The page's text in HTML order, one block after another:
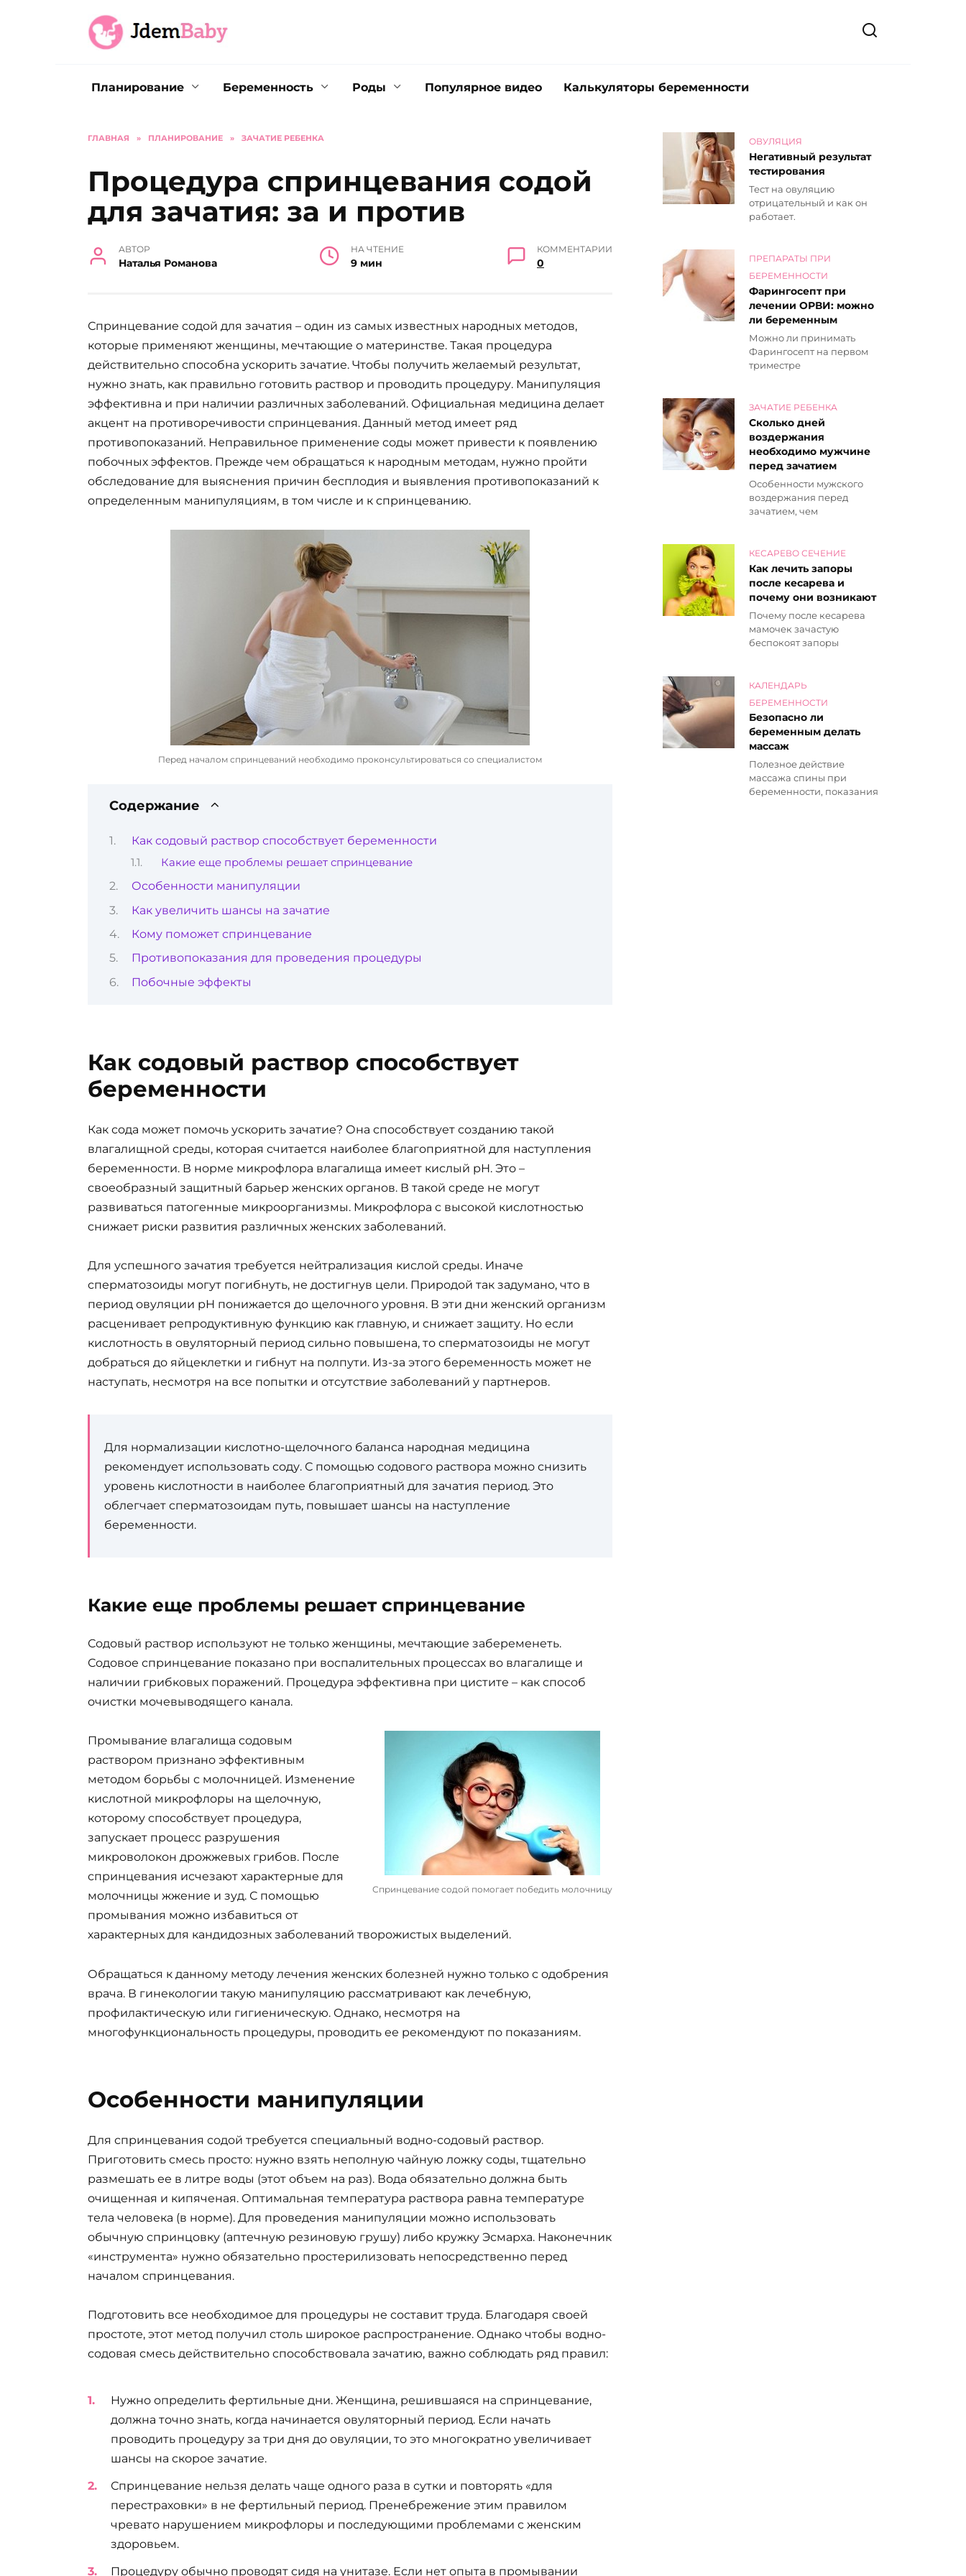
Планирование Беременность Роды Популярное видео Калькуляторы беременности
ГЛАВНАЯ » ПЛАНИРОВАНИЕ » ЗАЧАТИЕ РЕБЕНКА
Процедура спринцевания содой
для зачатия: за и против
АВТОР
Наталья Романова
НА ЧТЕНИЕ
9 мин
КОММЕНТАРИИ
0
Спринцевание содой для зачатия – один из самых известных народных методов,
которые применяют женщины, мечтающие о материнстве. Такая процедура
действительно способна ускорить зачатие. Чтобы получить желаемый результат,
нужно знать, как правильно готовить раствор и проводить процедуру. Манипуляция
эффективна и при наличии различных заболеваний. Официальная медицина делает
акцент на противоречивости спринцевания. Данный метод имеет ряд
противопоказаний. Неправильное применение соды может привести к появлению
побочных эффектов. Прежде чем обращаться к народным методам, нужно пройти
обследование для выяснения причин бесплодия и выявления противопоказаний к
определенным манипуляциям, в том числе и к спринцеванию.
Перед началом спринцеваний необходимо проконсультироваться со специалистом
Содержание
Как содовый раствор способствует беременности
Какие еще проблемы решает спринцевание
Особенности манипуляции
Как увеличить шансы на зачатие
Кому поможет спринцевание
Противопоказания для проведения процедуры
Побочные эффекты
Как содовый раствор способствует
беременности
Как сода может помочь ускорить зачатие? Она способствует созданию такой
влагалищной среды, которая считается наиболее благоприятной для наступления
беременности. В норме микрофлора влагалища имеет кислый рН. Это –
своеобразный защитный барьер женских органов. В такой среде не могут
развиваться патогенные микроорганизмы. Микрофлора с высокой кислотностью
снижает риски развития различных женских заболеваний.
Для успешного зачатия требуется нейтрализация кислой среды. Иначе
сперматозоиды могут погибнуть, не достигнув цели. Природой так задумано, что в
период овуляции рН понижается до щелочного уровня. В эти дни женский организм
расценивает репродуктивную функцию как главную, и снижает защиту. Но если
кислотность в овуляторный период сильно повышена, то сперматозоиды не могут
добраться до яйцеклетки и гибнут на полпути. Из-за этого беременность может не
наступать, несмотря на все попытки и отсутствие заболеваний у партнеров.
Для нормализации кислотно-щелочного баланса народная медицина
рекомендует использовать соду. С помощью содового раствора можно снизить
уровень кислотности в наиболее благоприятный для зачатия период. Это
облегчает сперматозоидам путь, повышает шансы на наступление
беременности.
Какие еще проблемы решает спринцевание
Содовый раствор используют не только женщины, мечтающие забеременеть.
Содовое спринцевание показано при воспалительных процессах во влагалище и
наличии грибковых поражений. Процедура эффективна при цистите – как способ
очистки мочевыводящего канала.
Спринцевание содой помогает победить молочницу
Промывание влагалища содовым
раствором признано эффективным
методом борьбы с молочницей. Изменение
кислотной микрофлоры на щелочную,
которому способствует процедура,
запускает процесс разрушения
микроволокон дрожжевых грибов. После
спринцевания исчезают характерные для
молочницы жжение и зуд. С помощью
промывания можно избавиться от
характерных для кандидозных заболеваний творожистых выделений.
Обращаться к данному методу лечения женских болезней нужно только с одобрения
врача. В гинекологии такую манипуляцию рассматривают как лечебную,
профилактическую или гигиеническую. Однако, несмотря на
многофункциональность процедуры, проводить ее рекомендуют по показаниям.
Особенности манипуляции
Для спринцевания содой требуется специальный водно-содовый раствор.
Приготовить смесь просто: нужно взять неполную чайную ложку соды, тщательно
размешать ее в литре воды (этот объем на раз). Вода обязательно должна быть
очищенная и кипяченая. Оптимальная температура раствора равна температуре
тела человека (в норме). Для проведения манипуляции можно использовать
обычную спринцовку (аптечную резиновую грушу) либо кружку Эсмарха. Наконечник
«инструмента» нужно обязательно простерилизовать непосредственно перед
началом спринцевания.
Подготовить все необходимое для процедуры не составит труда. Благодаря своей
простоте, этот метод получил столь широкое распространение. Однако чтобы водно-
содовая смесь действительно способствовала зачатию, важно соблюдать ряд правил:
Нужно определить фертильные дни. Женщина, решившаяся на спринцевание,
должна точно знать, когда начинается овуляторный период. Если начать
проводить процедуру за три дня до овуляции, то это многократно увеличивает
шансы на скорое зачатие.
Спринцевание нельзя делать чаще одного раза в сутки и повторять «для
перестраховки» в не фертильный период. Пренебрежение этим правилом
чревато нарушением микрофлоры и последующими проблемами с женским
здоровьем.
Процедуру обычно проводят сидя на унитазе. Если нет опыта в промывании
ОВУЛЯЦИЯ
Негативный результат
тестирования
Тест на овуляцию
отрицательный и как он
работает.
ПРЕПАРАТЫ ПРИ
БЕРЕМЕННОСТИ
Фарингосепт при
лечении ОРВИ: можно
ли беременным
Можно ли принимать
Фарингосепт на первом
триместре
ЗАЧАТИЕ РЕБЕНКА
Сколько дней
воздержания
необходимо мужчине
перед зачатием
Особенности мужского
воздержания перед
зачатием, чем
КЕСАРЕВО СЕЧЕНИЕ
Как лечить запоры
после кесарева и
почему они возникают
Почему после кесарева
мамочек зачастую
беспокоят запоры
КАЛЕНДАРЬ
БЕРЕМЕННОСТИ
Безопасно ли
беременным делать
массаж
Полезное действие
массажа спины при
беременности, показания